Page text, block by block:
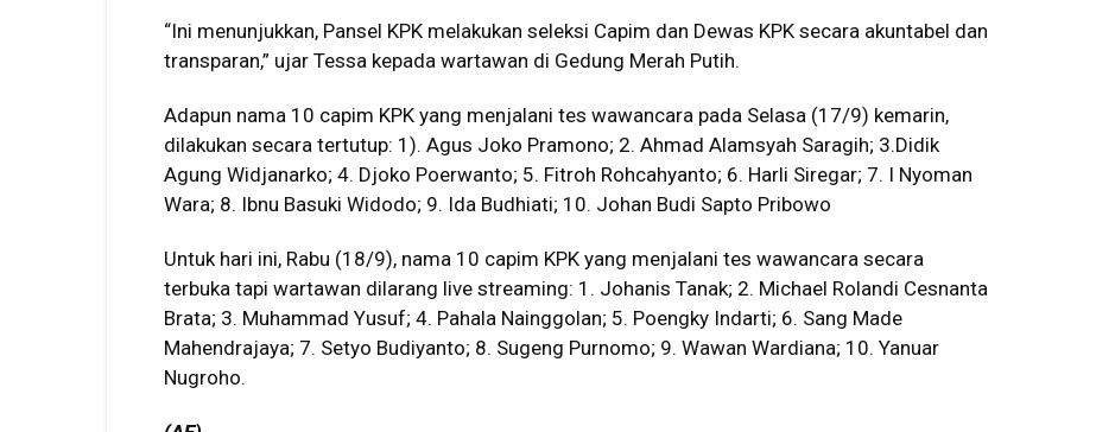
“Ini menunjukkan, Pansel KPK melakukan seleksi Capim dan Dewas KPK secara akuntabel dan
transparan,” ujar Tessa kepada wartawan di Gedung Merah Putih.
Adapun nama 10 capim KPK yang menjalani tes wawancara pada Selasa (17/9) kemarin,
dilakukan secara tertutup: 1). Agus Joko Pramono; 2. Ahmad Alamsyah Saragih; 3.Didik
Agung Widjanarko; 4. Djoko Poerwanto; 5. Fitroh Rohcahyanto; 6. Harli Siregar; 7. I Nyoman
Wara; 8. Ibnu Basuki Widodo; 9. Ida Budhiati; 10. Johan Budi Sapto Pribowo
Untuk hari ini, Rabu (18/9), nama 10 capim KPK yang menjalani tes wawancara secara
terbuka tapi wartawan dilarang live streaming: 1. Johanis Tanak; 2. Michael Rolandi Cesnanta
Brata; 3. Muhammad Yusuf; 4. Pahala Nainggolan; 5. Poengky Indarti; 6. Sang Made
Mahendrajaya; 7. Setyo Budiyanto; 8. Sugeng Purnomo; 9. Wawan Wardiana; 10. Yanuar
Nugroho.